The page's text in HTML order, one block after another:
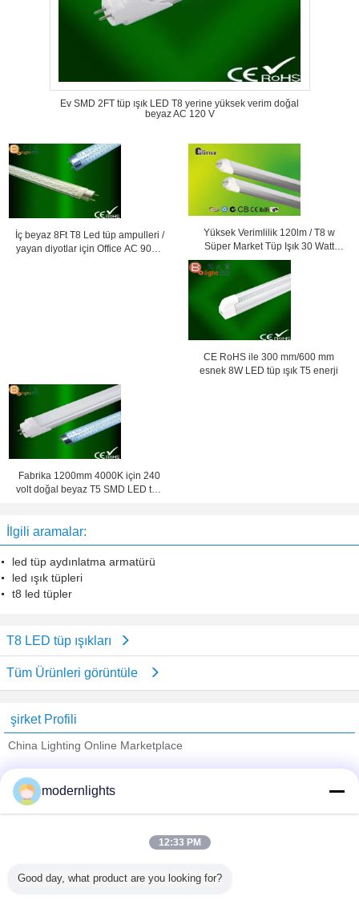
Ev SMD 2FT tüp ışık LED T8 yerine yüksek verim doğal
beyaz AC 120 V
İç beyaz 8Ft T8 Led tüp ampulleri /
yayan diyotlar için Office AC 90V -
Yüksek Verimlilik 120lm / T8 w
Süper Market Tüp Işık 30 Watt
SMD3014 LED
CE RoHS ile 300 mm/600 mm
esnek 8W LED tüp ışık T5 enerji
Fabrika 1200mm 4000K için 240
volt doğal beyaz T5 SMD LED tüp
İlgili aramalar:
led tüp aydınlatma armatürü
led ışık tüpleri
t8 led tüpler
T8 LED tüp ışıkları
Tüm Ürünleri görüntüle
şirket Profili
China Lighting Online Marketplace
Onaylı Tedarikçi
Trust Seal
Verified Suplier
Tüm ürünler
modernlights
12:33 PM
Good day, what product are you looking for?